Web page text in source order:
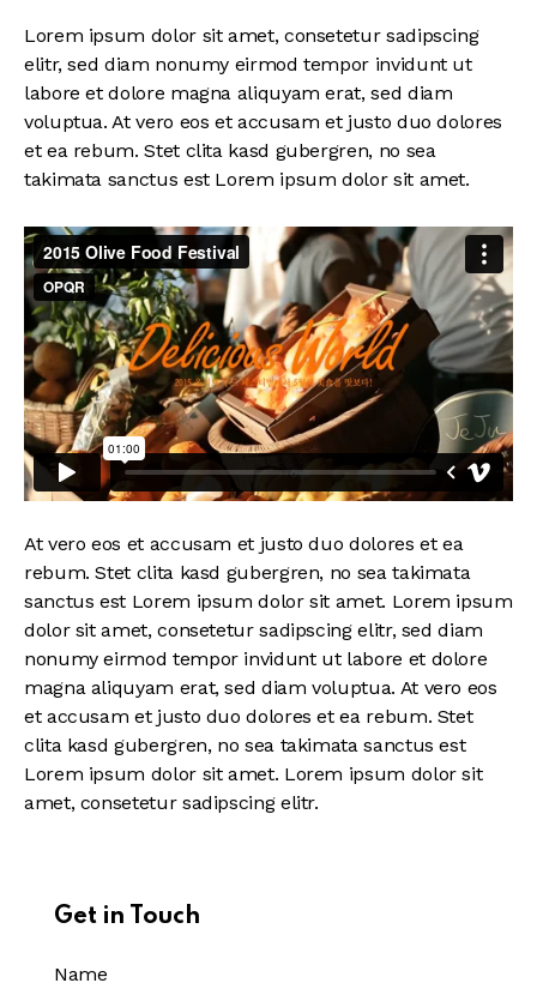
Lorem ipsum dolor sit amet, consetetur sadipscing
elitr, sed diam nonumy eirmod tempor invidunt ut
labore et dolore magna aliquyam erat, sed diam
voluptua. At vero eos et accusam et justo duo dolores
et ea rebum. Stet clita kasd gubergren, no sea
takimata sanctus est Lorem ipsum dolor sit amet.
At vero eos et accusam et justo duo dolores et ea
rebum. Stet clita kasd gubergren, no sea takimata
sanctus est Lorem ipsum dolor sit amet. Lorem ipsum
dolor sit amet, consetetur sadipscing elitr, sed diam
nonumy eirmod tempor invidunt ut labore et dolore
magna aliquyam erat, sed diam voluptua. At vero eos
et accusam et justo duo dolores et ea rebum. Stet
clita kasd gubergren, no sea takimata sanctus est
Lorem ipsum dolor sit amet. Lorem ipsum dolor sit
amet, consetetur sadipscing elitr.
Get in Touch